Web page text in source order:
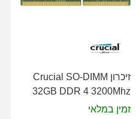
זיכרון Crucial SO-DIMM
32GB DDR 4 3200Mhz
זמין במלאי